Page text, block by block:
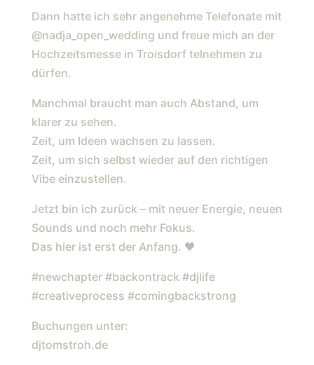
#DORFLIEBE #STIMMUNG
BUCHUNGEN UNTER: D
JTOMSTROH.DE
BEKOMMEN. DANN HATTE
ICH SEHR ANGENEHME
TELEFONATE MIT
@NADJA_OPEN_WEDDING
UND FREUE MICH AN DER
HOCHZEITSMESSE IN
TROISDORF TELNEHMEN
ZU DÜRFEN. MANCHMAL
BRAUCHT MAN AUCH
ABSTAND, UM KLARER ZU
SEHEN. ZEIT, UM IDEEN
WACHSEN ZU LASSEN.
ZEIT, UM SICH SELBST
WIEDER AUF DEN
RICHTIGEN VIBE
EINZUSTELLEN. JETZT BIN
Dann hatte ich sehr angenehme Telefonate mit
@nadja_open_wedding und freue mich an der
Hochzeitsmesse in Troisdorf telnehmen zu
dürfen.
Manchmal braucht man auch Abstand, um
klarer zu sehen.
Zeit, um Ideen wachsen zu lassen.
Zeit, um sich selbst wieder auf den richtigen
Vibe einzustellen.
Jetzt bin ich zurück – mit neuer Energie, neuen
Sounds und noch mehr Fokus.
Das hier ist erst der Anfang. 🖤
#newchapter #backontrack #djlife
#creativeprocess #comingbackstrong
Buchungen unter:
djtomstroh.de